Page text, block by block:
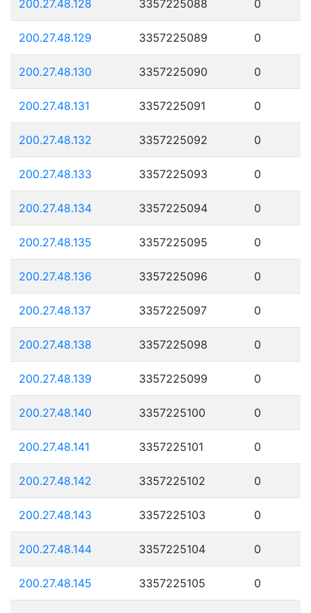
200.27.48.128 3357225088 0
200.27.48.129 3357225089 0
200.27.48.130 3357225090 0
200.27.48.131 3357225091 0
200.27.48.132 3357225092 0
200.27.48.133 3357225093 0
200.27.48.134 3357225094 0
200.27.48.135 3357225095 0
200.27.48.136 3357225096 0
200.27.48.137 3357225097 0
200.27.48.138 3357225098 0
200.27.48.139 3357225099 0
200.27.48.140 3357225100 0
200.27.48.141 3357225101 0
200.27.48.142 3357225102 0
200.27.48.143 3357225103 0
200.27.48.144 3357225104 0
200.27.48.145 3357225105 0